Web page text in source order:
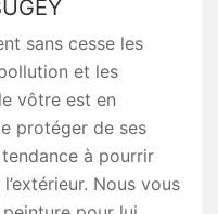
sans cesse les
et les
vôtre est en
protéger de ses
à pourrir
Nous vous